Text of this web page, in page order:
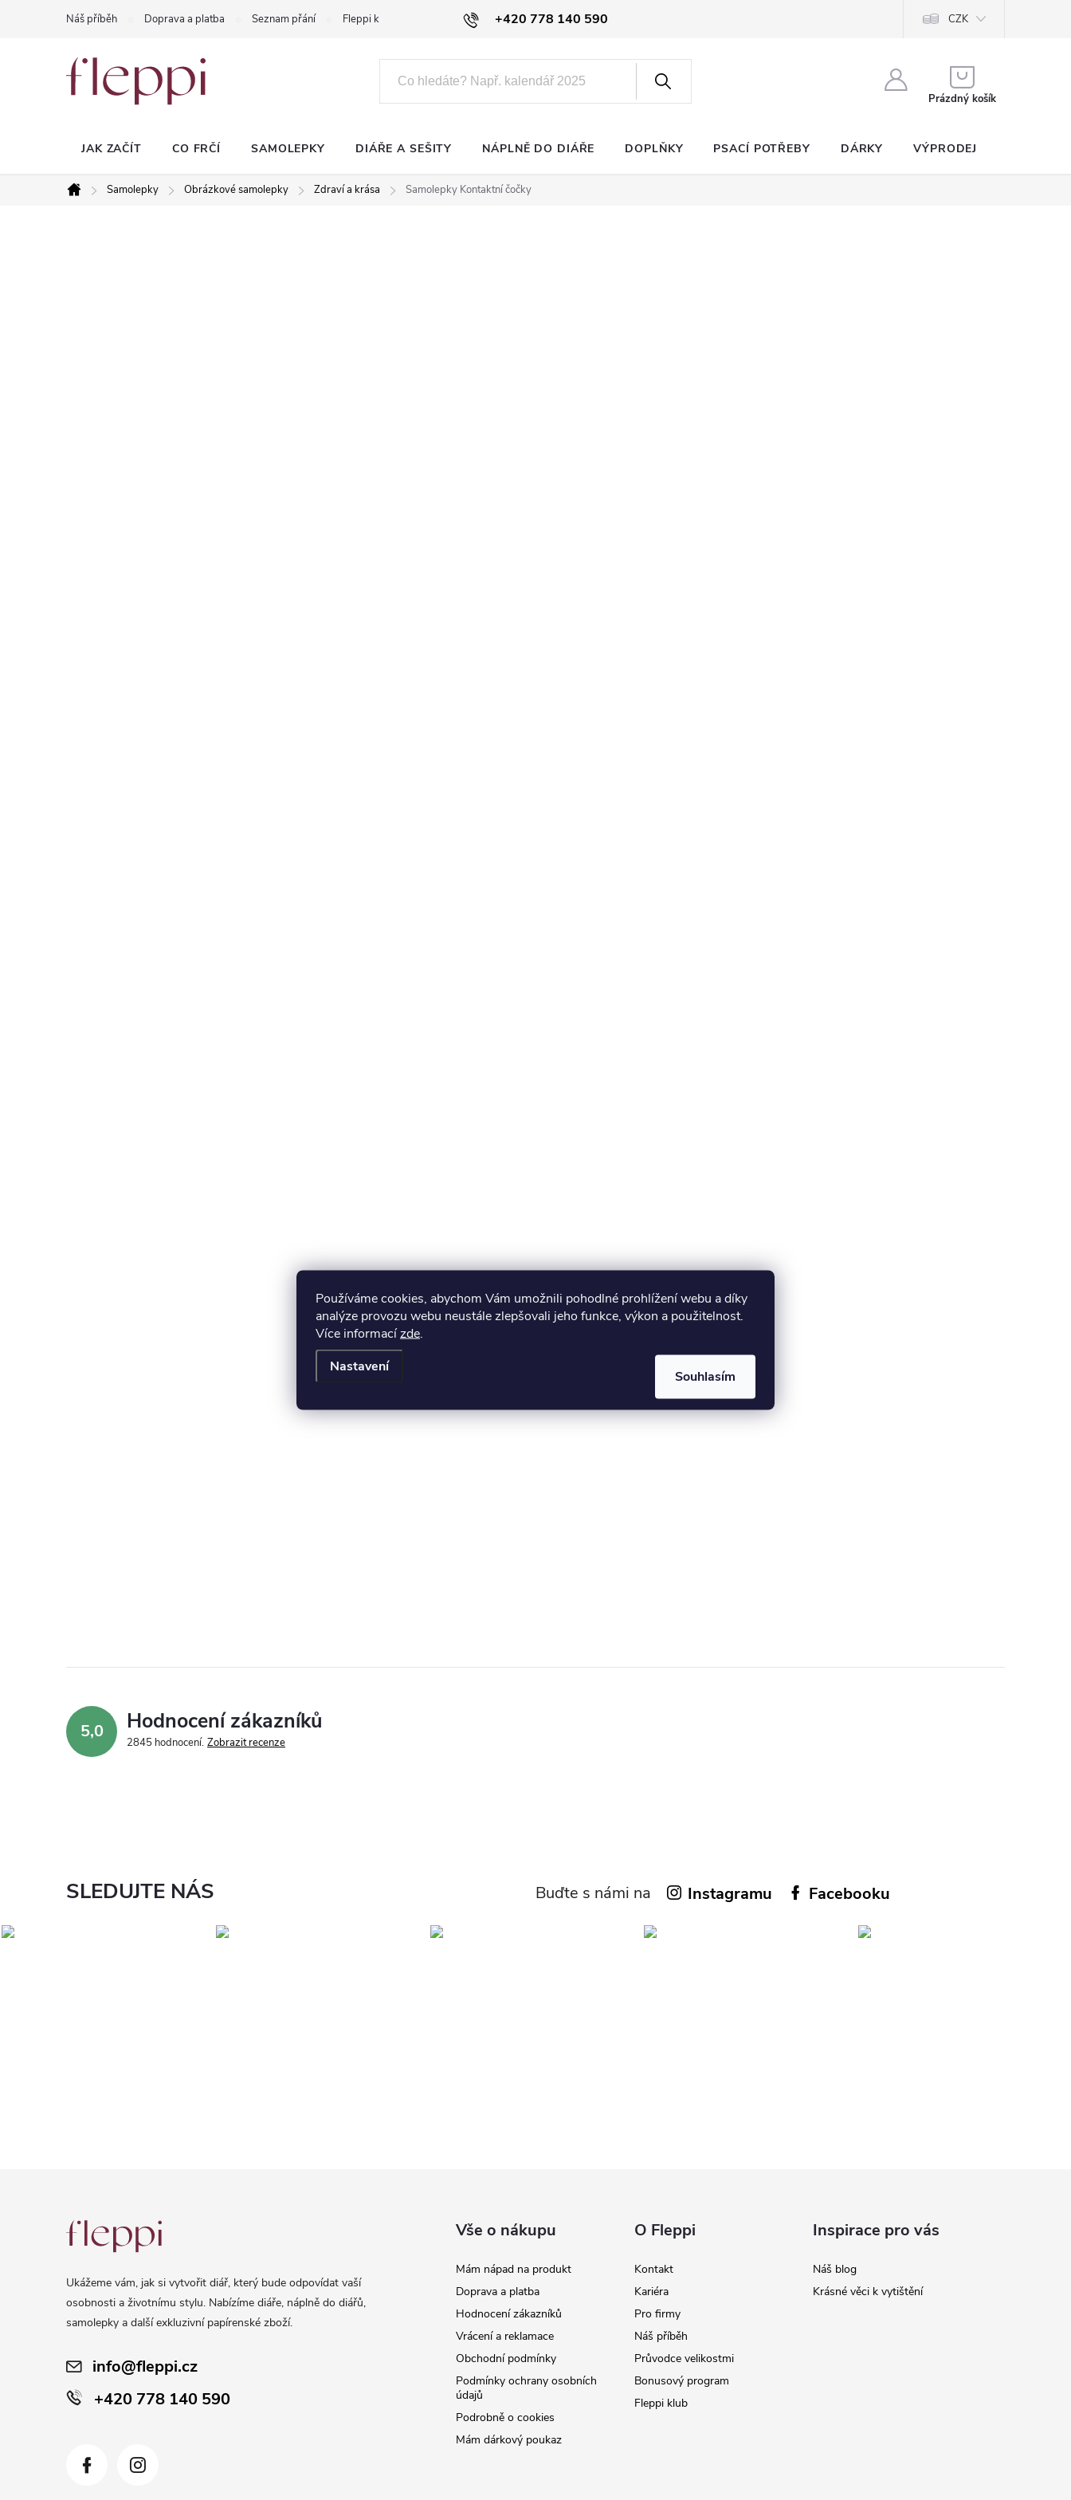
Používáme cookies, abychom Vám umožnili pohodlné prohlížení webu a díky
analýze provozu webu neustále zlepšovali jeho funkce, výkon a použitelnost.
Více informacízde.
Nastavení
Souhlasím
+420 778 140 590
Náš příběh Doprava a platba Seznam přání Fleppi klub CZK
KOŠÍK
Prázdný košík
JAK ZAČÍT CO FRČÍ SAMOLEPKY DIÁŘE A SEŠITY NÁPLNĚ DO DIÁŘE DOPLŇKY PSACÍ POTŘEBY DÁRKY VÝPRODEJ
Domů
Samolepky Obrázkové samolepky Zdraví a krása Samolepky Kontaktní čočky
5,0 Hodnocení zákazníků
2845 hodnocení Zobrazit recenze
SLEDUJTE NÁS Buďte s námi na Instagramu Facebooku
Ukážeme vám, jak si vytvořit diář, který bude odpovídat vaší
osobnosti a životnímu stylu. Nabízíme diáře, náplně do diářů,
samolepky a další exkluzivní papírenské zboží.
info@fleppi.cz
+420 778 140 590
Vše o nákupu
Mám nápad na produkt
Doprava a platba
Hodnocení zákazníků
Vrácení a reklamace
Obchodní podmínky
Podmínky ochrany osobních
údajů
Podrobně o cookies
Mám dárkový poukaz
O Fleppi
Kontakt
Kariéra
Pro firmy
Náš příběh
Průvodce velikostmi
Bonusový program
Fleppi klub
Inspirace pro vás
Náš blog
Krásné věci k vytištění